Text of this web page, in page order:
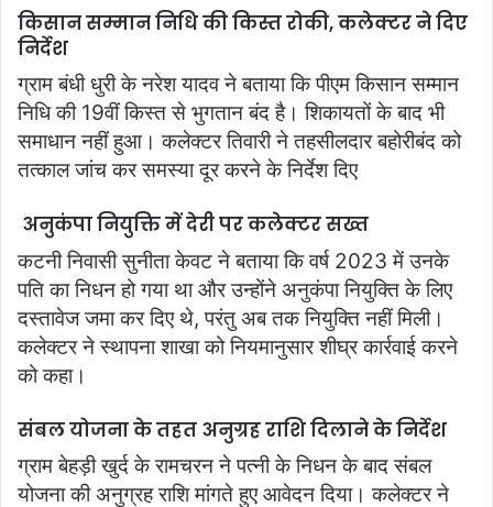
किसान सम्मान निधि की किस्त रोकी, कलेक्टर ने दिए
निर्देश
ग्राम बंधी धुरी के नरेश यादव ने बताया कि पीएम किसान सम्मान
निधि की 19वीं किस्त से भुगतान बंद है। शिकायतों के बाद भी
समाधान नहीं हुआ। कलेक्टर तिवारी ने तहसीलदार बहोरीबंद को
तत्काल जांच कर समस्या दूर करने के निर्देश दिए
अनुकंपा नियुक्ति में देरी पर कलेक्टर सख्त
कटनी निवासी सुनीता केवट ने बताया कि वर्ष 2023 में उनके
पति का निधन हो गया था और उन्होंने अनुकंपा नियुक्ति के लिए
दस्तावेज जमा कर दिए थे, परंतु अब तक नियुक्ति नहीं मिली।
कलेक्टर ने स्थापना शाखा को नियमानुसार शीघ्र कार्रवाई करने
को कहा।
संबल योजना के तहत अनुग्रह राशि दिलाने के निर्देश
ग्राम बेहड़ी खुर्द के रामचरन ने पत्नी के निधन के बाद संबल
योजना की अनुग्रह राशि मांगते हुए आवेदन दिया। कलेक्टर ने